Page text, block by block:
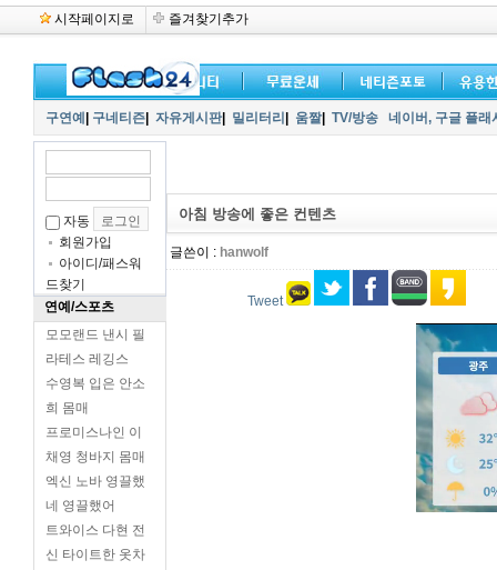
시작페이지로 즐겨찾기추가
구연예 구네티즌 자유게시판| 밀리터리 움짤| TV/방송 네이버, 구글 플
자동
회원가입
아이디/패스워
드찾기
연예/스포츠
모모랜드 낸시 필
라테스 레깅스
수영복 입은 안소
희 몸매
프로미스나인 이
채영 청바지 몸매
엑신 노바 영끌했
네 영끌했어
트와이스 다현 전
신 타이트한 옷차
아침 방송에 좋은 컨텐츠
글쓴이 : hanwolf
Tweet